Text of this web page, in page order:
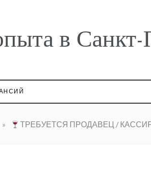
в Санкт-
» ТРЕБУЕТСЯ ПРОДАВЕЦ /